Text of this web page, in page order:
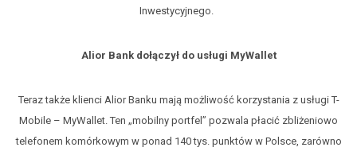
Inwestycyjnego.
Alior Bank dołączył do usługi MyWallet
Teraz także klienci Alior Banku mają możliwość korzystania z usługi T-
Mobile – MyWallet. Ten „mobilny portfel” pozwala płacić zbliżeniowo
telefonem komórkowym w ponad 140 tys. punktów w Polsce, zarówno